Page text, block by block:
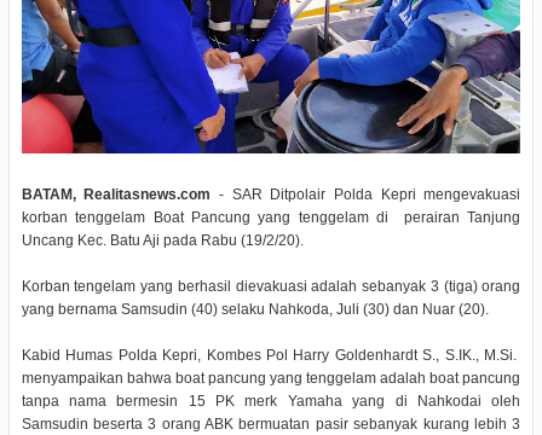
BATAM, Realitasnews.com - SAR Ditpolair Polda Kepri mengevakuasi
korban tenggelam Boat Pancung yang tenggelam di perairan Tanjung
Uncang Kec. Batu Aji pada Rabu (19/2/20).
Korban tengelam yang berhasil dievakuasi adalah sebanyak 3 (tiga) orang
yang bernama Samsudin (40) selaku Nahkoda, Juli (30) dan Nuar (20).
Kabid Humas Polda Kepri, Kombes Pol Harry Goldenhardt S., S.IK., M.Si.
menyampaikan bahwa boat pancung yang tenggelam adalah boat pancung
tanpa nama bermesin 15 PK merk Yamaha yang di Nahkodai oleh
Samsudin beserta 3 orang ABK bermuatan pasir sebanyak kurang lebih 3